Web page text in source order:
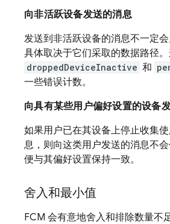
向非活跃设备发送的消息
发送到非活跃设备的消息不一定会
具体取决于它们采取的数据路径
droppedDeviceInactive 和
一些错误计数。
向具有某些用户偏好设置的设备
如果用户已在其设备上停止收集
息，则向这类用户发送的消息不
便与其偏好设置保持一致。
舍入和最小值
FCM 会有意地舍入和排除数量不